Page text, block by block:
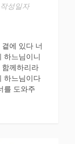
성일자
에 있다 너
하느님이니
께하리라
하느님이다
를 도와주